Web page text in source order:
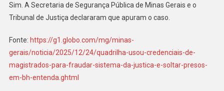
Sim. A Secretaria de Segurança Pública de Minas Gerais e o
Tribunal de Justiça declararam que apuram o caso.
Fonte: https://g1.globo.com/mg/minas-
gerais/noticia/2025/12/24/quadrilha-usou-credenciais-de-
magistrados-para-fraudar-sistema-da-justica-e-soltar-presos-
em-bh-entenda.ghtml